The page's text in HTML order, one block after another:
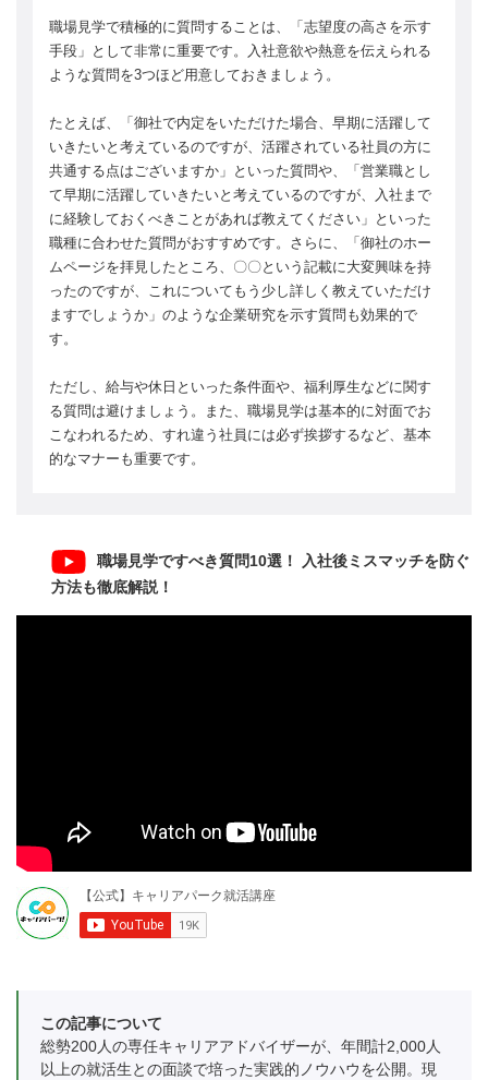
職場見学で積極的に質問することは、「志望度の高さを示す
手段」として非常に重要です。入社意欲や熱意を伝えられる
ような質問を3つほど用意しておきましょう。
たとえば、「御社で内定をいただけた場合、早期に活躍して
いきたいと考えているのですが、活躍されている社員の方に
共通する点はございますか」といった質問や、「営業職とし
て早期に活躍していきたいと考えているのですが、入社まで
に経験しておくべきことがあれば教えてください」といった
職種に合わせた質問がおすすめです。さらに、「御社のホー
ムページを拝見したところ、〇〇という記載に大変興味を持
ったのですが、これについてもう少し詳しく教えていただけ
ますでしょうか」のような企業研究を示す質問も効果的で
す。
ただし、給与や休日といった条件面や、福利厚生などに関す
る質問は避けましょう。また、職場見学は基本的に対面でお
こなわれるため、すれ違う社員には必ず挨拶するなど、基本
的なマナーも重要です。
職場見学ですべき質問10選！ 入社後ミスマッチを防ぐ
方法も徹底解説！
この記事について
総勢200人の専任キャリアアドバイザーが、年間計2,000人
以上の就活生との面談で培った実践的ノウハウを公開。現